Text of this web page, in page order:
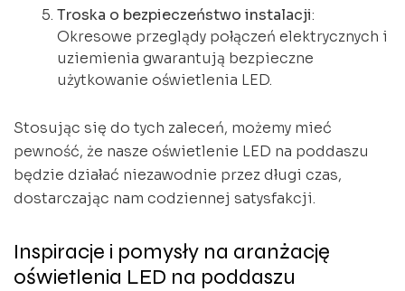
Troska o bezpieczeństwo instalacji:
Okresowe przeglądy połączeń elektrycznych i
uziemienia gwarantują bezpieczne
użytkowanie oświetlenia LED.
Stosując się do tych zaleceń, możemy mieć
pewność, że nasze oświetlenie LED na poddaszu
będzie działać niezawodnie przez długi czas,
dostarczając nam codziennej satysfakcji.
Inspiracje i pomysły na aranżację
oświetlenia LED na poddaszu